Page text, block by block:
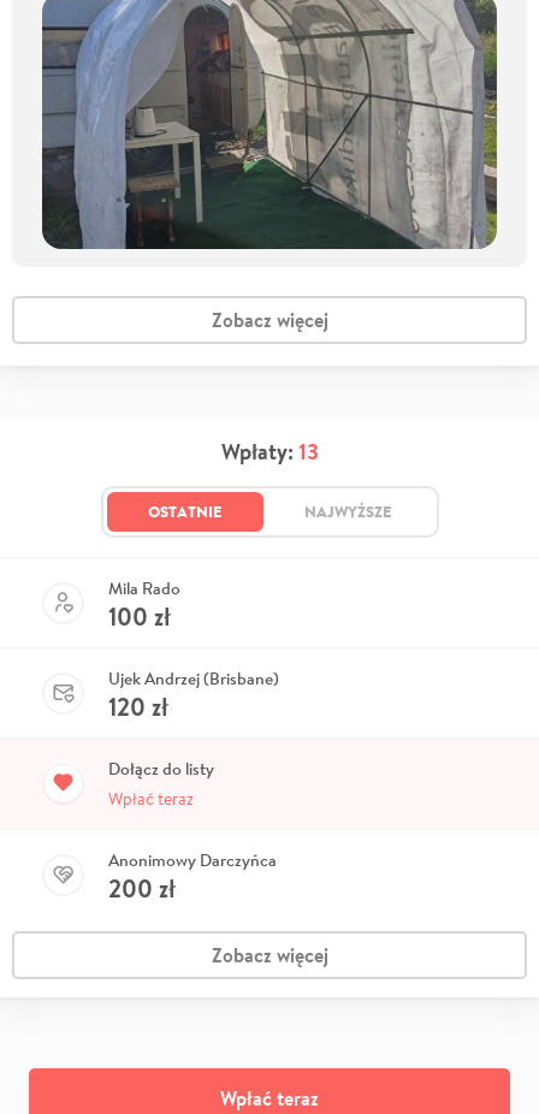
Zobacz więcej
Wpłaty: 13
OSTATNIE NAJWYŻSZE
Mila Rado
100 zł
Ujek Andrzej (Brisbane)
120 zł
Dołącz do listy
Wpłać teraz
Anonimowy Darczyńca
200 zł
Zobacz więcej
Wpłać teraz